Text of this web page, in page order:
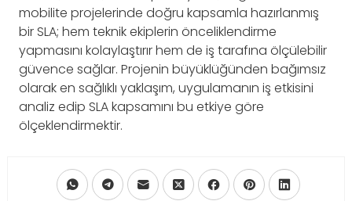
mobilite projelerinde doğru kapsamla hazırlanmış
bir SLA; hem teknik ekiplerin önceliklendirme
yapmasını kolaylaştırır hem de iş tarafına ölçülebilir
güvence sağlar. Projenin büyüklüğünden bağımsız
olarak en sağlıklı yaklaşım, uygulamanın iş etkisini
analiz edip SLA kapsamını bu etkiye göre
ölçeklendirmektir.